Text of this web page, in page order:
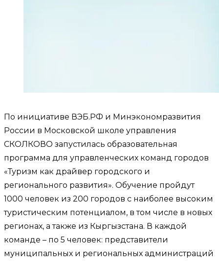
По инициативе ВЭБ.РФ и Минэкономразвития
России в Московской школе управления
СКОЛКОВО запустилась образовательная
программа для управленческих команд городов
«Туризм как драйвер городского и
регионального развития». Обучение пройдут
1000 человек из 200 городов с наиболее высоким
туристическим потенциалом, в том числе в новых
регионах, а также из Кыргызстана. В каждой
команде – по 5 человек: представители
муниципальных и региональных администраций